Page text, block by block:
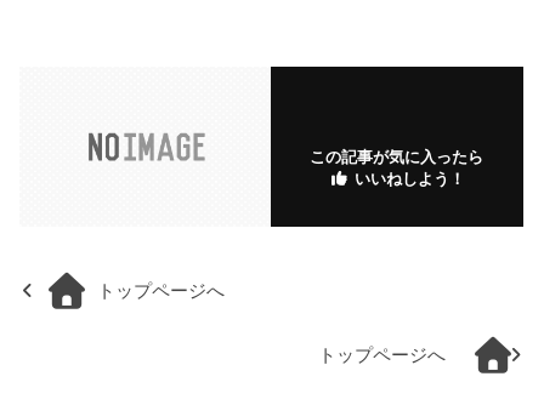
この記事が気に入ったら
いいねしよう！
トップページへ
トップページへ